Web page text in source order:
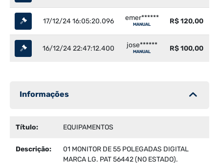
17/12/24 16:05:20.096 emer******
MANUAL R$ 120,00
16/12/24 22:47:12.400 jose******
MANUAL R$ 100,00
Informações
Título: EQUIPAMENTOS
Descrição:
01 MONITOR DE 55 POLEGADAS DIGITAL
MARCA LG. PAT 56442 (NO ESTADO).